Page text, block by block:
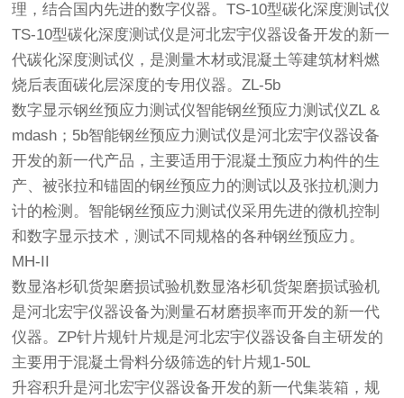
理，结合国内先进的数字仪器。TS-10型碳化深度测试仪
TS-10型碳化深度测试仪是河北宏宇仪器设备开发的新一
代碳化深度测试仪，是测量木材或混凝土等建筑材料燃
烧后表面碳化层深度的专用仪器。ZL-5b
数字显示钢丝预应力测试仪智能钢丝预应力测试仪ZL &
mdash；5b智能钢丝预应力测试仪是河北宏宇仪器设备
开发的新一代产品，主要适用于混凝土预应力构件的生
产、被张拉和锚固的钢丝预应力的测试以及张拉机测力
计的检测。智能钢丝预应力测试仪采用先进的微机控制
和数字显示技术，测试不同规格的各种钢丝预应力。
MH-II
数显洛杉矶货架磨损试验机数显洛杉矶货架磨损试验机
是河北宏宇仪器设备为测量石材磨损率而开发的新一代
仪器。ZP针片规针片规是河北宏宇仪器设备自主研发的
主要用于混凝土骨料分级筛选的针片规1-50L
升容积升是河北宏宇仪器设备开发的新一代集装箱，规